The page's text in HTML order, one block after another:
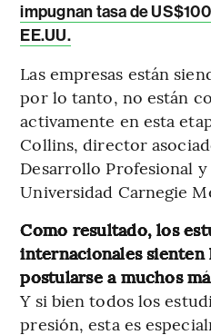
impugnan tasa de
EE.UU.
Las empresas están
por lo tanto, no están
activamente en esta
Collins, director
Desarrollo Profesional
Universidad Carnegie
Como resultado, los
internacionales sienten
postularse a muchos
Y si bien todos los
presión, esta es